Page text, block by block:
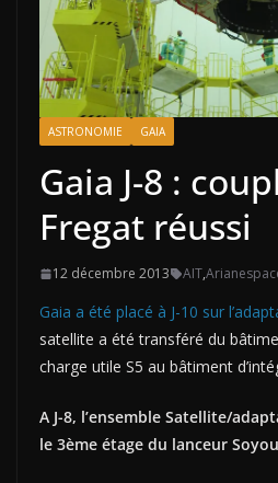
ASTRONOMIE GAIA
Gaia J-8 :
Fregat réussi
12 décembre 2013 AIT,
Gaia a été placé à J-10 sur
satellite a été transféré du
charge utile S5 au bâtiment
A J-8, l’ensemble Satellite/
le 3ème étage du lanceur